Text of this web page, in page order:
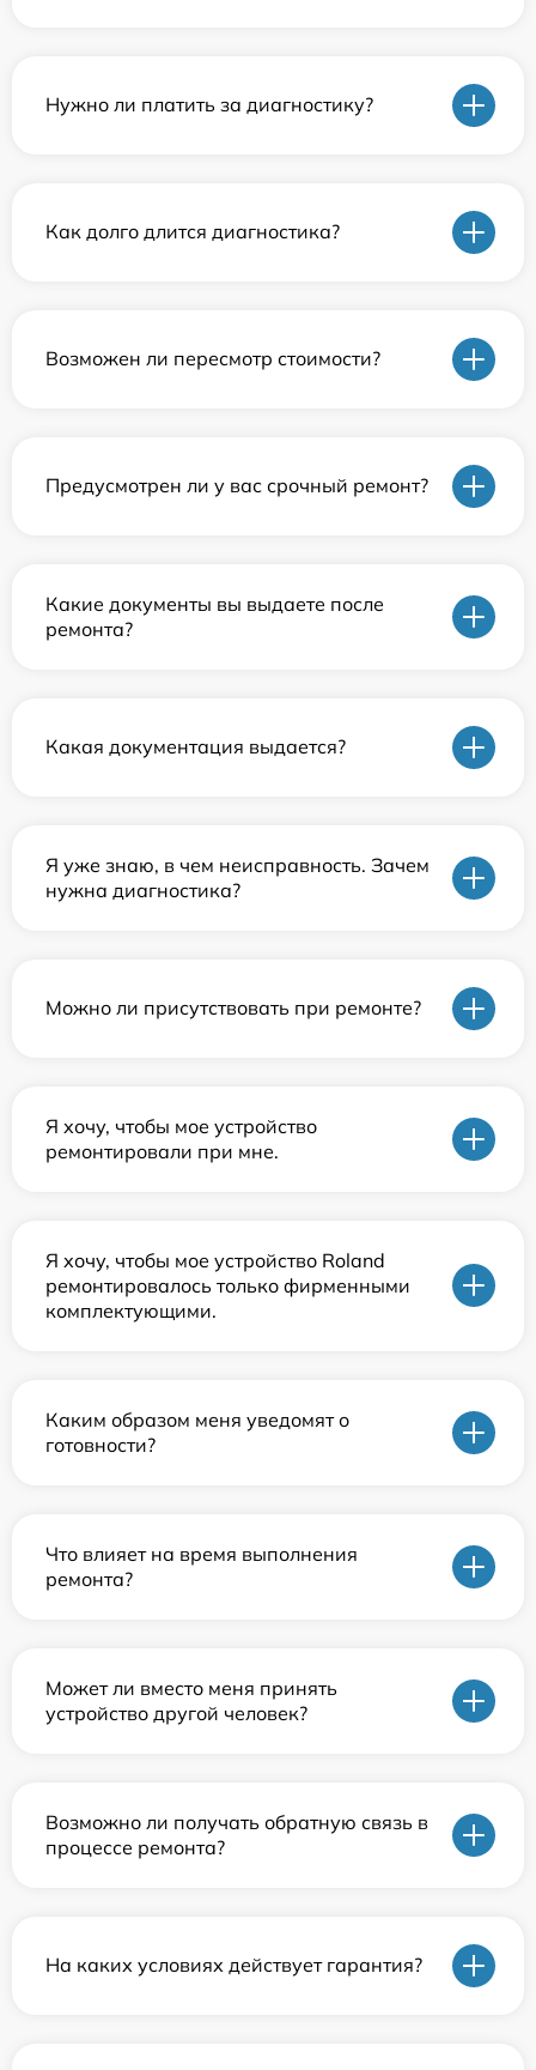
Нужно ли платить за диагностику?
Как долго длится диагностика?
Возможен ли пересмотр стоимости?
Предусмотрен ли у вас срочный ремонт?
Какие документы вы выдаете после
ремонта?
Какая документация выдается?
Я уже знаю, в чем неисправность. Зачем
нужна диагностика?
Можно ли присутствовать при ремонте?
Я хочу, чтобы мое устройство
ремонтировали при мне.
Я хочу, чтобы мое устройство Roland
ремонтировалось только фирменными
комплектующими.
Каким образом меня уведомят о
готовности?
Что влияет на время выполнения
ремонта?
Может ли вместо меня принять
устройство другой человек?
Возможно ли получать обратную связь в
процессе ремонта?
На каких условиях действует гарантия?